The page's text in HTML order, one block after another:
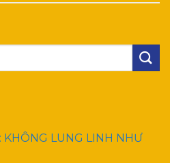
KHÔNG LUNG LINH NHƯ